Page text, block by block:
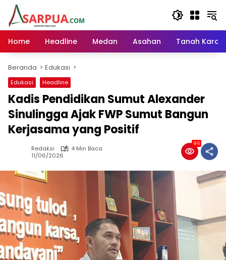
Langsung
konten
Home
Headline Medan Asahan Tanah Karo
Beranda Edukasi
Edukasi Headline
Kadis Pendidikan Sumut Alexander
Sinulingga Ajak FWP Sumut Bangun
Kerjasama yang Positif
Redaksi
4 Min Baca
11/06/2026
96